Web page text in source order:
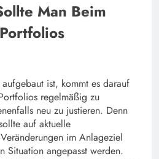
Man Beim
ist, kommt es darauf
regelmäßig zu
neu zu justieren. Denn
auf aktuelle
im Anlageziel
Situation angepasst werden.